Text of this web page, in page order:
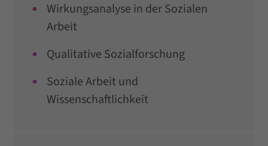
Wirkungsanalyse in der Sozialen
Arbeit
Qualitative Sozialforschung
Soziale Arbeit und
Wissenschaftlichkeit